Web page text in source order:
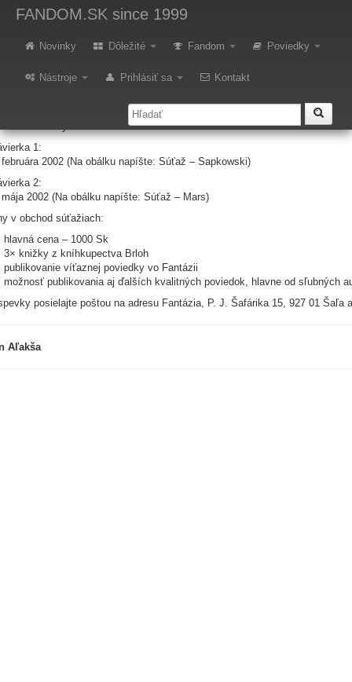
FANDOM.SK since 1999
Novinky Dôležité Fandom Poviedky
Nástroje Prihlásiť sa Kontakt
za tisícku
združenie Fantázia a Časopis Fantázia vyhlasujú dve súťaže pod
poviedku o Marse alebo z Marsu a Poviedka za tisícku – o najlepšiu
neobmedzený počet poviedok
1:
2002 (Na obálku napíšte: Súťaž – Sapkowski)
2:
2002 (Na obálku napíšte: Súťaž – Mars)
v obchod súťažiach:
hlavná cena – 1000 Sk
3× knižky z kníhkupectva Brloh
publikovanie víťaznej poviedky vo Fantázii
možnosť publikovania aj ďalších kvalitných poviedok, hlavne od sľubných
posielajte poštou na adresu Fantázia, P. J. Šafárika 15, 927 01 Šaľa
Aľakša